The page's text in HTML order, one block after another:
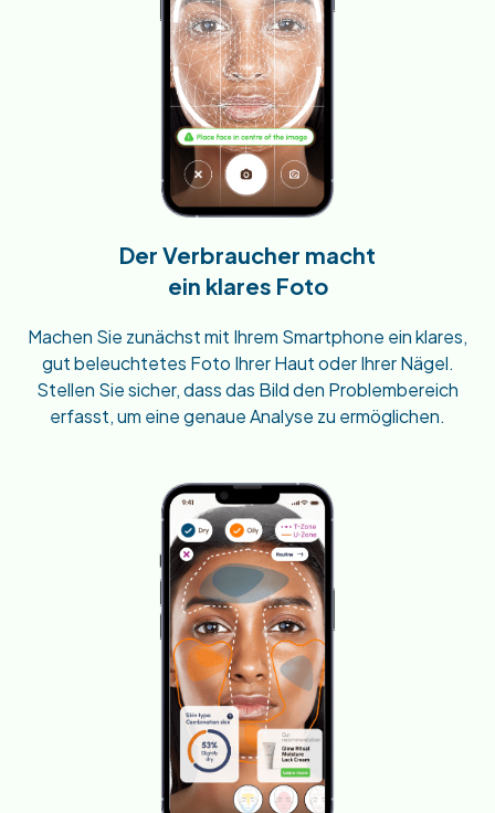
Der Verbraucher macht
ein klares Foto
Machen Sie zunächst mit Ihrem Smartphone ein klares,
gut beleuchtetes Foto Ihrer Haut oder Ihrer Nägel.
Stellen Sie sicher, dass das Bild den Problembereich
erfasst, um eine genaue Analyse zu ermöglichen.